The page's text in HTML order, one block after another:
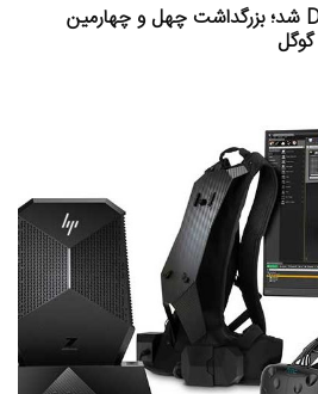
لوگو جدید گوگل دستگاه DJ‌ شد؛ بزرگداشت چهل و چهارمین